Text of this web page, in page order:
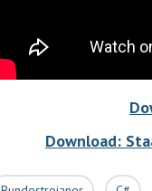
Download: